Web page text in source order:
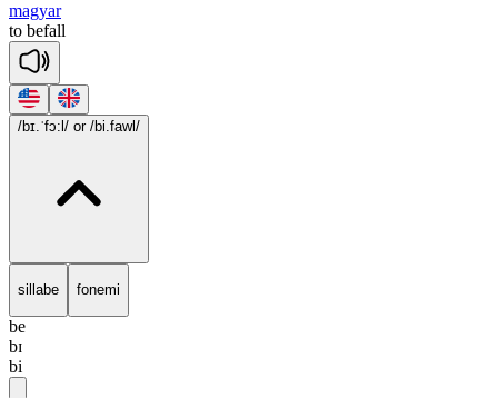
magyar
to befall
/bɪ.ˈfɔ:l/ or /bi.fawl/
sillabe fonemi
be
bɪ
bi